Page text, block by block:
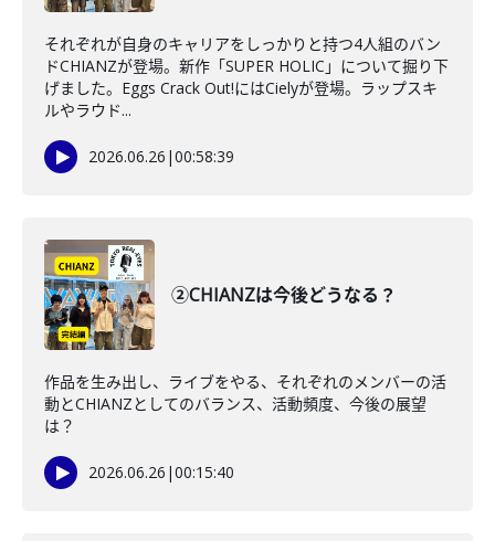
それぞれが自身のキャリアをしっかりと持つ4人組のバン
ドCHIANZが登場。新作「SUPER HOLIC」について掘り下
げました。Eggs Crack Out!にはCielyが登場。ラップスキ
ルやラウド...
2026.06.26 |00:58:39
②CHIANZは今後どうなる？
作品を生み出し、ライブをやる、それぞれのメンバーの活
動とCHIANZとしてのバランス、活動頻度、今後の展望
は？
2026.06.26 |00:15:40